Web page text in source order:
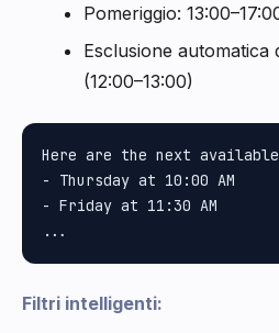
Pomeriggio:
Esclusione automatica
(12:00–13:00)
Here are the next available
- Thursday at 10:00 AM
- Friday at 11:30 AM
Filtri intelligenti: